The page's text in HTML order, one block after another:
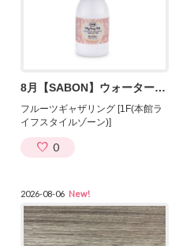
8月【SABON】ウォータースタンド体験イベント開催！
フルーツギャザリング [1F(本館ラ
イフスタイルゾーン)]
0
2026-08-06 New!